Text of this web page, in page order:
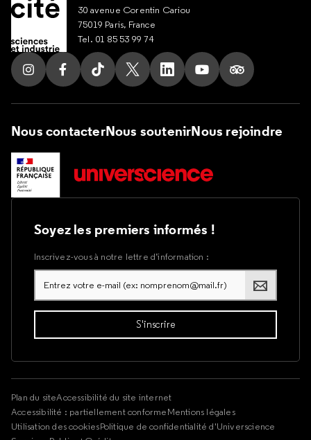
30 avenue Corentin Cariou
75019 Paris, France
Tel. 01 85 53 99 74
Suivez nous sur Instagram
Suivez nous sur Facebook
Suivez nous sur Tik Tok
Suivez nous sur X
Suivez nous sur LinkedIn
Suivez nous sur
Suivez nous
Nous contacterNous soutenirNous rejoindre
Soyez les premiers informés !
Inscrivez-vous à notre lettre d’information :
Plan du siteAccessibilité du site internet
Accessibilité : partiellement conformeMentions légales
Utilisation des cookiesPolitique de confidentialité d'Universcience